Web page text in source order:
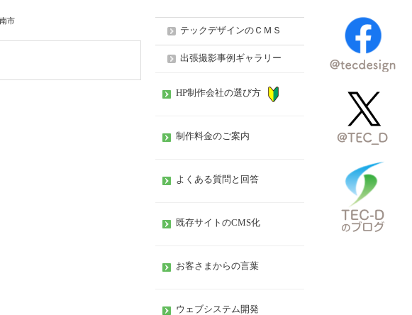
テックデザインのＣＭＳ
出張撮影事例ギャラリー
HP制作会社の選び方
制作料金のご案内
よくある質問と回答
既存サイトのCMS化
お客さまからの言葉
ウェブシステム開発
市